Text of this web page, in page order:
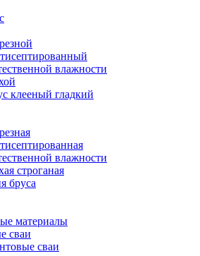
влажности
клееный гладкий
влажности
строганая
бруса
материалы
сваи
сваи